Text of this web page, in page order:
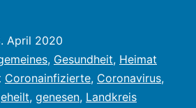
April 2020
, Gesundheit, Heimat
Coronainfizierte, Coronavirus,
, genesen, Landkreis